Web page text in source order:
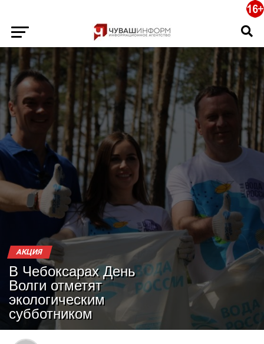
АКЦИЯ
В Чебоксарах День
Волги отметят
экологическим
субботником